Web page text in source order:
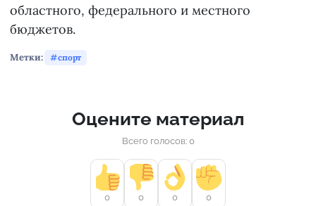
областного, федерального и местного
бюджетов.
Метки: спорт
Оцените материал
Всего голосов: 0
0 0 0 0